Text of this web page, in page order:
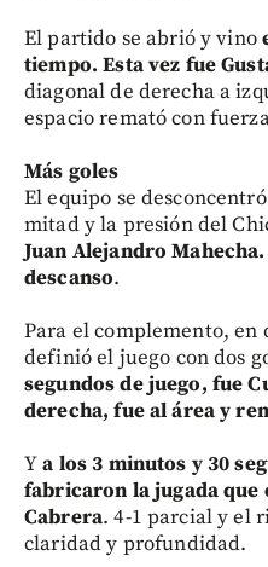
El partido se abrió y vino
tiempo. Esta vez fue
diagonal de derecha a
espacio remató con
Más goles
El equipo se
mitad y la presión del
Juan Alejandro
descanso.
Para el complemento, en
definió el juego con dos
segundos de juego, fue
derecha, fue al área y
Ya los 3 minutos y 30
fabricaron la jugada que
Cabrera. 4-1 parcial y el
claridad y profundidad.